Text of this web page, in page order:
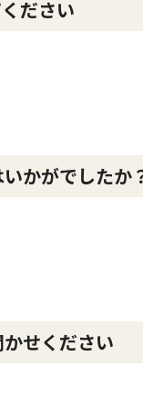
ださい
かがでしたか
せください